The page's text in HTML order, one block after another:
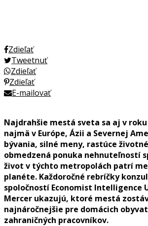
Zdieľať
Tweetnuť
Zdieľať
Zdieľať
E-mailovať
Najdrahšie mestá sveta sa aj v roku
najmä v Európe, Ázii a Severnej
bývania, silné meny, rastúce
obmedzená ponuka nehnuteľností
život v týchto metropolách patrí
planéte. Každoročné rebríčky
spoločností Economist Intelligence
Mercer ukazujú, ktoré mestá
najnáročnejšie pre domácich
zahraničných pracovníkov.